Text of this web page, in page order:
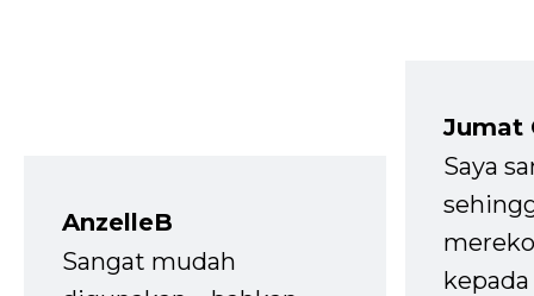
AnzelleB
Sangat mudah
Jumat
Saya